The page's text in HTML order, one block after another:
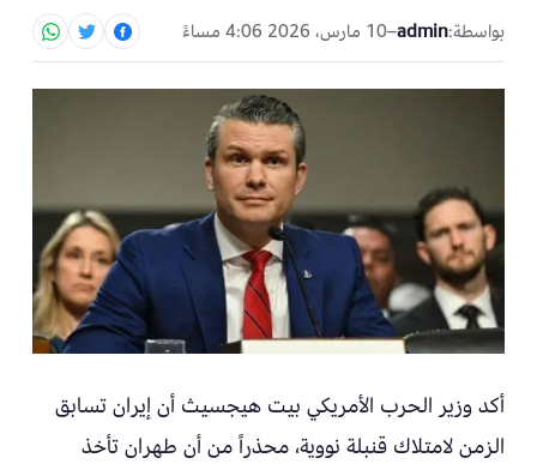
بواسطة:admin
–10 مارس، 2026 4:06 مساءً
أكد وزير الحرب الأمريكي بيت هيجسيث أن إيران تسابق
الزمن لامتلاك قنبلة نووية، محذراً من أن طهران تأخذ